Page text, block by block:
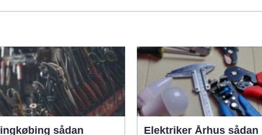
sådan
Elektriker Århus sådan